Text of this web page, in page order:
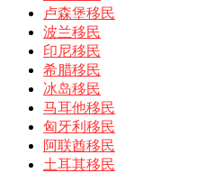
卢森堡移民
波兰移民
印尼移民
希腊移民
冰岛移民
马耳他移民
匈牙利移民
阿联酋移民
土耳其移民